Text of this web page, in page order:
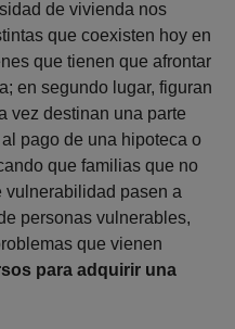
de vivienda nos
que coexisten hoy en
que tienen que afrontar
en segundo lugar, figuran
vez destinan una parte
pago de una hipoteca o
que familias que no
vulnerabilidad pasen a
personas vulnerables,
que vienen
para adquirir una